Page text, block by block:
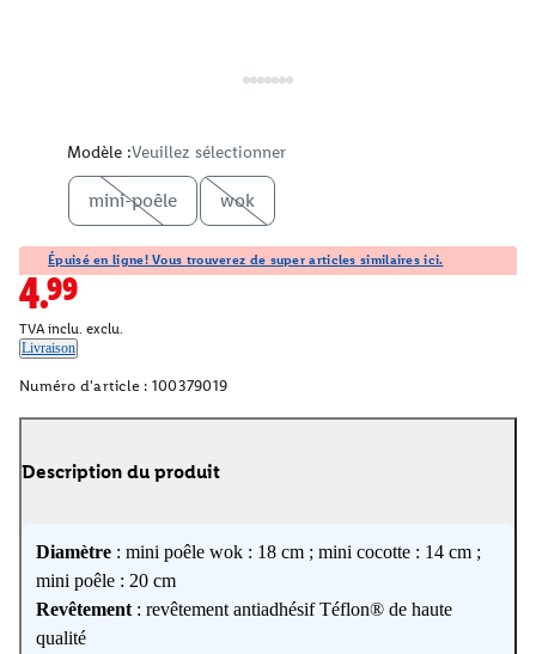
Modèle :Veuillez sélectionner
mini-poêle wok
Épuisé en ligne! Vous trouverez de super articles similaires ici.
4.99
TVA inclu. exclu.
Livraison
Numéro d'article : 100379019
Description du produit
Diamètre : mini poêle wok : 18 cm ; mini cocotte : 14 cm ;
mini poêle : 20 cm
Revêtement : revêtement antiadhésif Téflon® de haute
qualité